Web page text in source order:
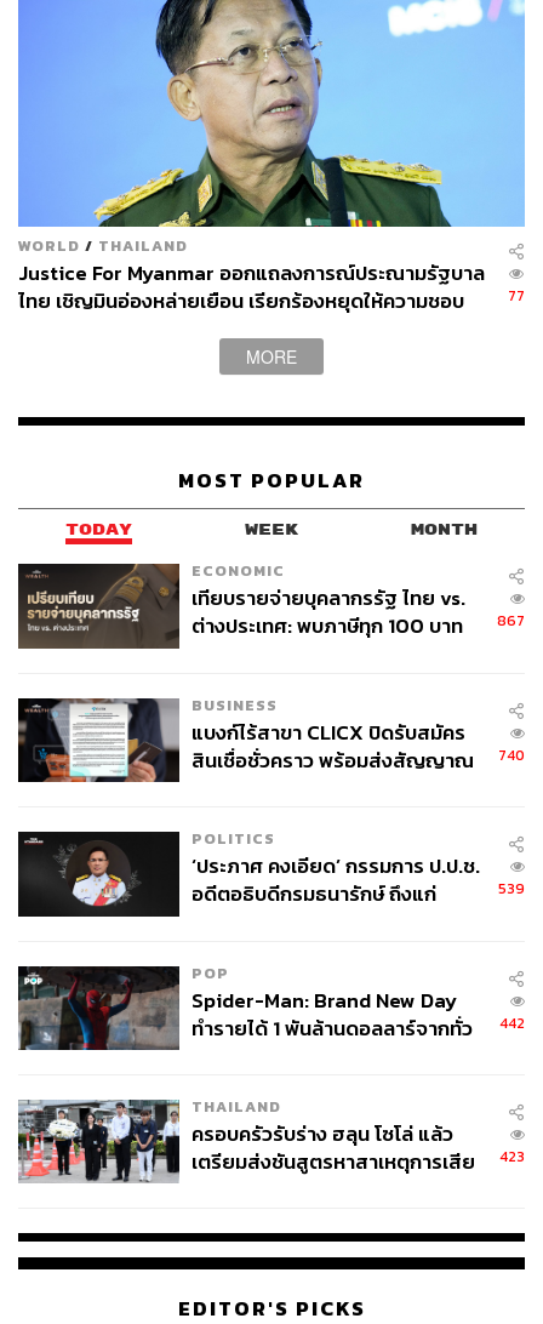
WORLD / THAILAND
Justice For Myanmar ออกแถลงการณ์ประณามรัฐบาล
ไทย เชิญมินอ่องหล่ายเยือน เรียกร้องหยุดให้ความชอบ
77
MORE
MOST POPULAR
TODAY WEEK MONTH
ECONOMIC
เทียบรายจ่ายบุคลากรรัฐ ไทย vs.
ต่างประเทศ: พบภาษีทุก 100 บาท
867
BUSINESS
แบงก์ไร้สาขา CLICX ปิดรับสมัคร
สินเชื่อชั่วคราว พร้อมส่งสัญญาณ
740
POLITICS
‘ประภาศ คงเอียด’ กรรมการ ป.ป.ช.
อดีตอธิบดีกรมธนารักษ์ ถึงแก่
539
POP
Spider-Man: Brand New Day
ทำรายได้ 1 พันล้านดอลลาร์จากทั่ว
442
THAILAND
ครอบครัวรับร่าง ฮลุน โซโล่ แล้ว
เตรียมส่งชันสูตรหาสาเหตุการเสีย
423
EDITOR'S PICKS